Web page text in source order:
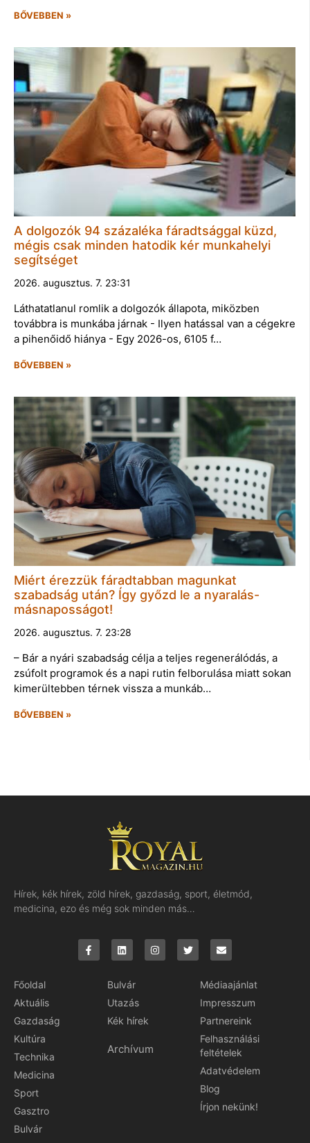
BŐVEBBEN »
A dolgozók 94 százaléka fáradtsággal küzd,
mégis csak minden hatodik kér munkahelyi
segítséget
2026. augusztus. 7. 23:31
Láthatatlanul romlik a dolgozók állapota, miközben
továbbra is munkába járnak - Ilyen hatással van a cégekre
a pihenőidő hiánya - Egy 2026-os, 6105 f…
BŐVEBBEN »
Miért érezzük fáradtabban magunkat
szabadság után? Így győzd le a nyaralás-
másnaposságot!
2026. augusztus. 7. 23:28
– Bár a nyári szabadság célja a teljes regenerálódás, a
zsúfolt programok és a napi rutin felborulása miatt sokan
kimerültebben térnek vissza a munkáb…
BŐVEBBEN »
Hírek, kék hírek, zöld hírek, gazdaság, sport, életmód,
medicina, ezo és még sok minden más…
Főoldal
Aktuális
Gazdaság
Kultúra
Technika
Medicina
Sport
Gasztro
Bulvár
Bulvár
Utazás
Kék hírek
Archívum
Médiaajánlat
Impresszum
Partnereink
Felhasználási
feltételek
Adatvédelem
Blog
Írjon nekünk!